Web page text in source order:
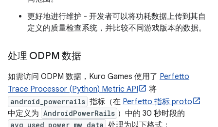
更好地进行维护 - 开发者可以将功耗数据上传到其自
定义的质量检查系统，并比较不同游戏版本的数据。
处理 ODPM 数据
如需访问 ODPM 数据，Kuro Games 使用了 Perfetto
Trace Processor (Python) Metric API
将
android_powerrails 指标（在 Perfetto 指标 proto
中定义为 AndroidPowerRails ）中的 30 秒时段的
avg_used_power_mw data 处理为以下格式：